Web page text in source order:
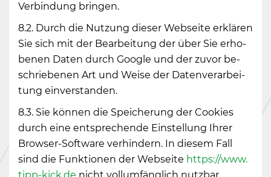
Ver­bin­dung brin­gen.
8.2. Durch die Nut­zung die­ser Web­sei­te er­klä­ren
Sie sich mit der Be­ar­bei­tung der über Sie er­ho­
be­nen Daten durch Goog­le und der zuvor be­
schrie­be­nen Art und Weise der Da­ten­ver­ar­bei­
tung ein­ver­stan­den.
8.3. Sie kön­nen die Spei­che­rung der Coo­kies
durch eine ent­spre­chen­de Ein­stel­lung Ihrer
Brow­ser-Soft­ware ver­hin­dern. In die­sem Fall
sind die Funk­tio­nen der Web­sei­te https://​www.​